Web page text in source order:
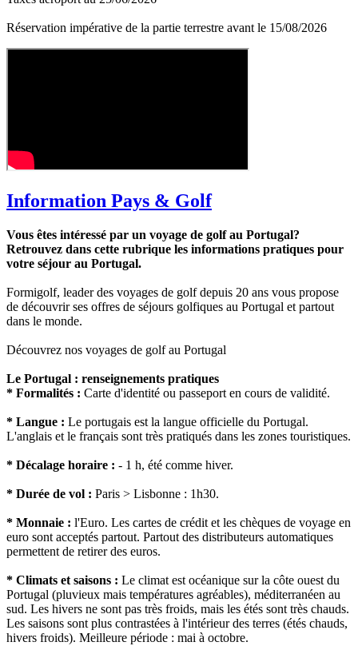
Réservation impérative de la partie terrestre avant le 15/08/2026
Information Pays & Golf
Vous êtes intéressé par un voyage de golf au Portugal?
Retrouvez dans cette rubrique les informations pratiques pour
votre séjour au Portugal.
Formigolf, leader des voyages de golf depuis 20 ans vous propose
de découvrir ses offres de séjours golfiques au Portugal et partout
dans le monde.
Découvrez nos voyages de golf au Portugal
Le Portugal : renseignements pratiques
* Formalités : Carte d'identité ou passeport en cours de validité.
* Langue : Le portugais est la langue officielle du Portugal.
L'anglais et le français sont très pratiqués dans les zones touristiques.
* Décalage horaire : - 1 h, été comme hiver.
* Durée de vol : Paris > Lisbonne : 1h30.
* Monnaie : l'Euro. Les cartes de crédit et les chèques de voyage en
euro sont acceptés partout. Partout des distributeurs automatiques
permettent de retirer des euros.
* Climats et saisons : Le climat est océanique sur la côte ouest du
Portugal (pluvieux mais températures agréables), méditerranéen au
sud. Les hivers ne sont pas très froids, mais les étés sont très chauds.
Les saisons sont plus contrastées à l'intérieur des terres (étés chauds,
hivers froids). Meilleure période : mai à octobre.